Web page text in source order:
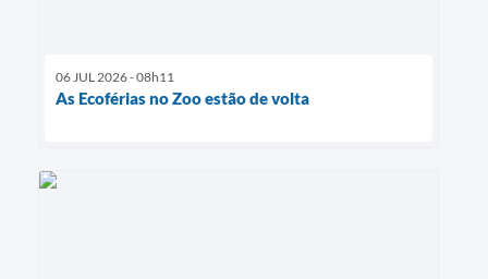
06 JUL 2026 - 08h11
As Ecoférias no Zoo estão de volta